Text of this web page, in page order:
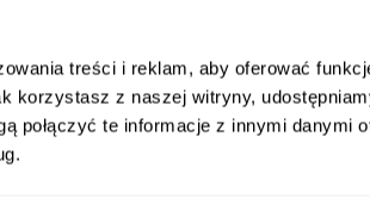
treści i reklam, aby oferować
korzystasz z naszej witryny,
połączyć te informacje z innymi danymi